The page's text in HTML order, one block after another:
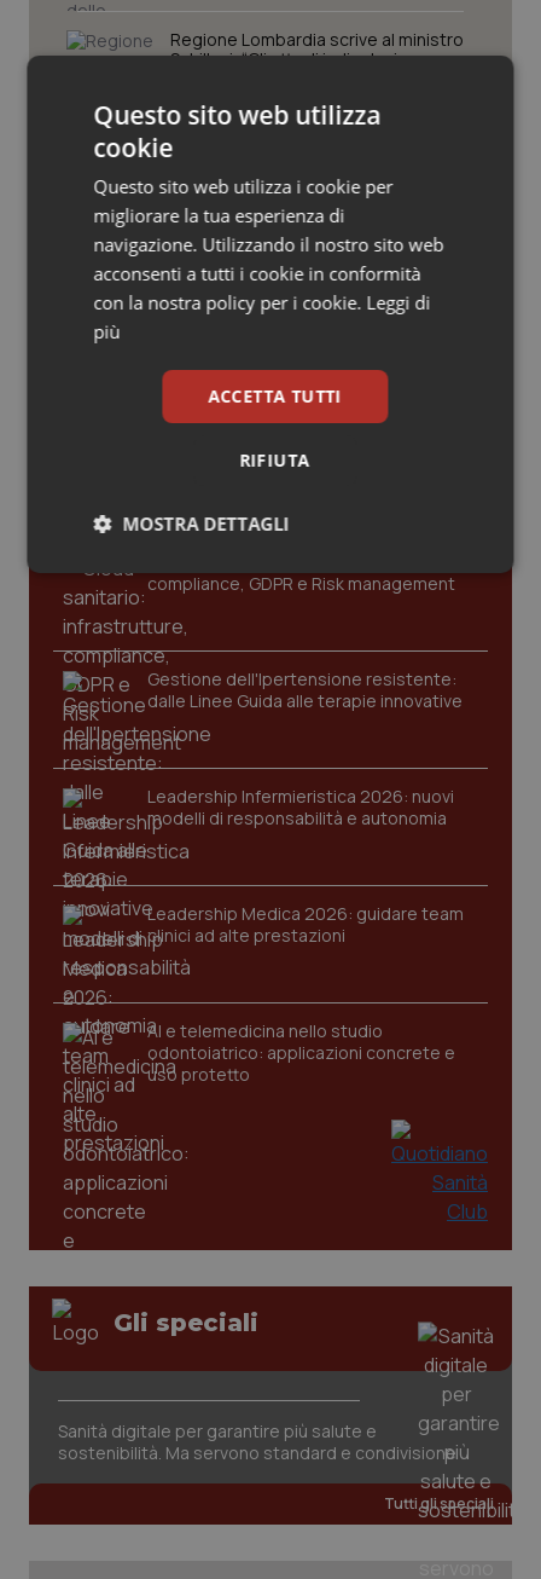
Oncologia & Nutrizione
Psoriasi & pelle
Quotidiano Cardiologia
Quotidiano Chirurgia
Quotidiano Oncologia
Salute orale & impianti
Sangue & coagulazione
Tiroide
Tumore al seno
Tumore ovarico
Tumori del Polmone & Testa Collo
Tumori gastrointestinali
Ulcera & Reflusso
Vaccini
Regione Lombardia scrive al ministro
Schillaci: “Gli attuali indicatori non
Case di comunità. La sfida ora è
riempirle di professionisti e servizi. Il
punto della Conferenza delle Regioni
San Raffaele di Milano. Ispezioni e
criticità riscontrate, stop al
laboratorio di Embriologia
Ultime analisi e review da QS Pro
compliance, GDPR e Risk management
Gestione dell'Ipertensione resistente:
dalle Linee Guida alle terapie innovative
Leadership Infermieristica 2026: nuovi
modelli di responsabilità e autonomia
Leadership Medica 2026: guidare team
clinici ad alte prestazioni
AI e telemedicina nello studio
odontoiatrico: applicazioni concrete e
uso protetto
Gli speciali
Sanità digitale per garantire più salute e
sostenibilità. Ma servono standard e condivisione
Tutti gli speciali
Questo sito web utilizza
cookie
Questo sito web utilizza i cookie per
migliorare la tua esperienza di
navigazione. Utilizzando il nostro sito web
acconsenti a tutti i cookie in conformità
con la nostra policy per i cookie. Leggi di
più
ACCETTA TUTTI
RIFIUTA
MOSTRA DETTAGLI
Necessari Statistici Marketing
Necessari
I cookie necessari contribuiscono a rendere fruibile il
sito web abilitandone funzionalità di base quali la
navigazione sulle pagine e l'accesso alle aree
protette del sito. Il sito web non è in grado di
Nome
VISITOR_PRIVACY_METADATA
YouTube
CookieScriptConsent
www.quotidianosanita.it